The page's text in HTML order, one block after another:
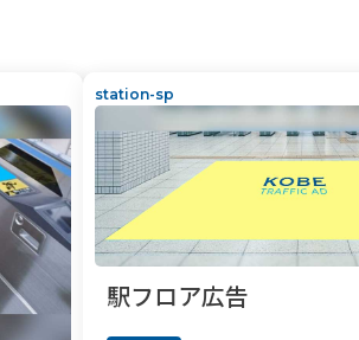
station-sp
駅フロア広告